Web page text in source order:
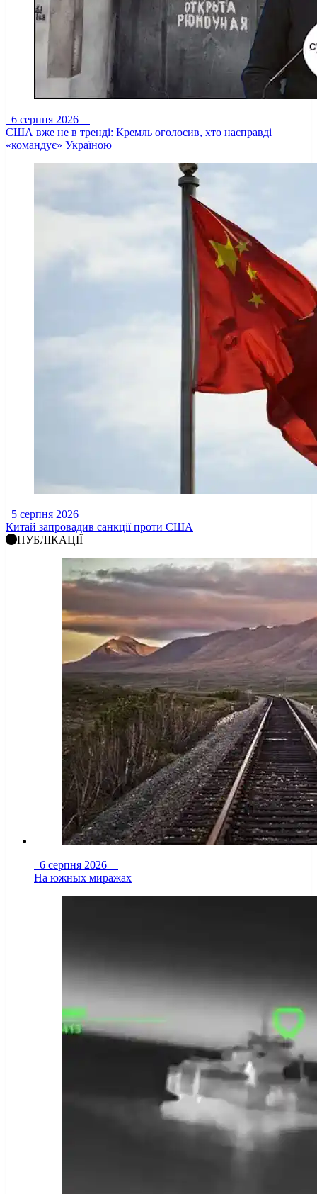
6 серпня 2026
США вже не в тренді: Кремль оголосив, хто насправді
«командує» Україною
5 серпня 2026
Китай запровадив санкції проти США
ПУБЛІКАЦІЇ
6 серпня 2026
На южных миражах